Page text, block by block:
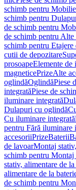
schimb pentru
schimb pentru
de schimb pentru
de schimb pentru
schimb pentru Etajere
cutii de depozitare
prosoapeElemente de
magneticePrizeAlte
oglindăOglindăPiese
integratăPiese de
iluminare integrată
Dulapuri cu oglindă
Cu iluminare integrată
pentru Fără iluminare
accesoriiPrizeBaterii
de lavoarMontaj
schimb pentru Montaj
stativ, alimentare de
alimentare de la
de schimb pentru